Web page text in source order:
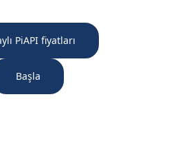
PiAPI fiyatları
Başla